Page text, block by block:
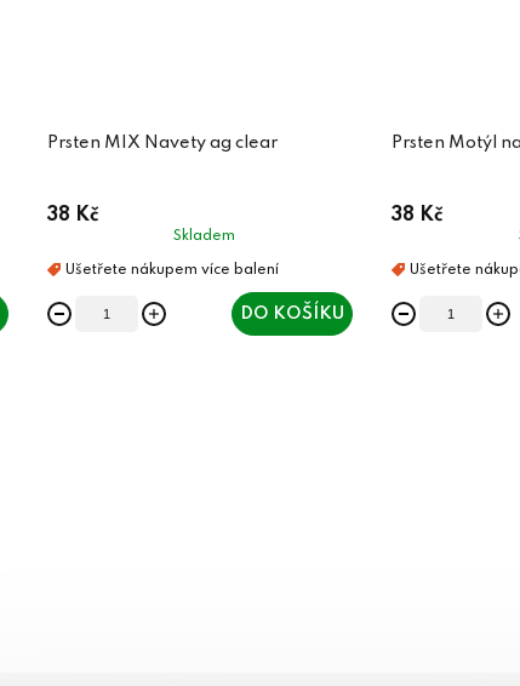
Prsten MIX Navety ag clear
38 Kč
Skladem
DO KOŠÍKU
Prsten Motýl
38 Kč